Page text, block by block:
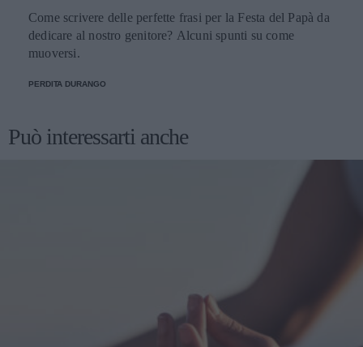
Come scrivere delle perfette frasi per la Festa del Papà da
dedicare al nostro genitore? Alcuni spunti su come
muoversi.
PERDITA DURANGO
Può interessarti anche